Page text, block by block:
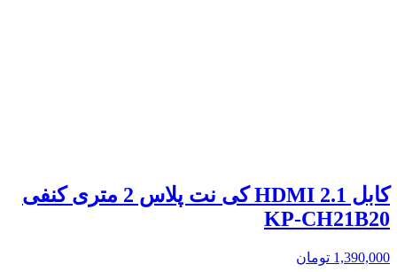
کابل 2.1 HDMI کی نت پلاس 2 متری کنفی
KP-CH21B20
1,390,000 تومان